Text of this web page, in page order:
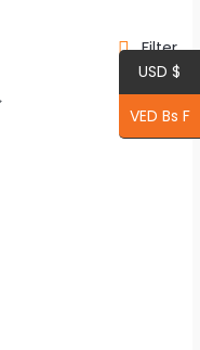
Filter
USD $
VED Bs F